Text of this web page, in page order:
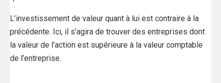
L’investissement de valeur quant à lui est contraire à la
précédente. Ici, il s’agira de trouver des entreprises dont
la valeur de l’action est supérieure à la valeur comptable
de l’entreprise.